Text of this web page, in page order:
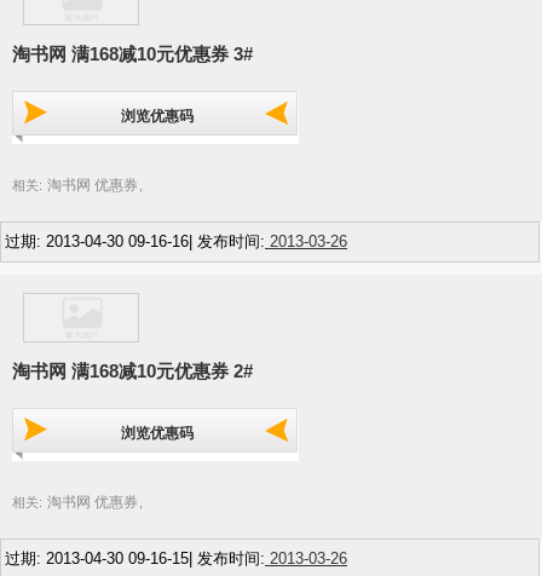
淘书网 满168减10元优惠券 3#
浏览优惠码
相关: 淘书网 优惠券
过期: 2013-04-30 09-16-16| 发布时间: 2013-03-26
淘书网 满168减10元优惠券 2#
浏览优惠码
相关: 淘书网 优惠券
过期: 2013-04-30 09-16-15| 发布时间: 2013-03-26